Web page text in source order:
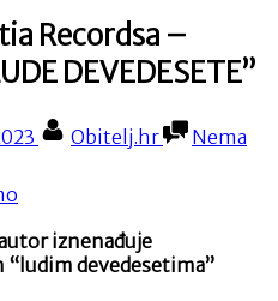
Recordsa –
DEVEDESETE”
By
Obitelj.hr
Nema
iznenađuje
devedesetima”